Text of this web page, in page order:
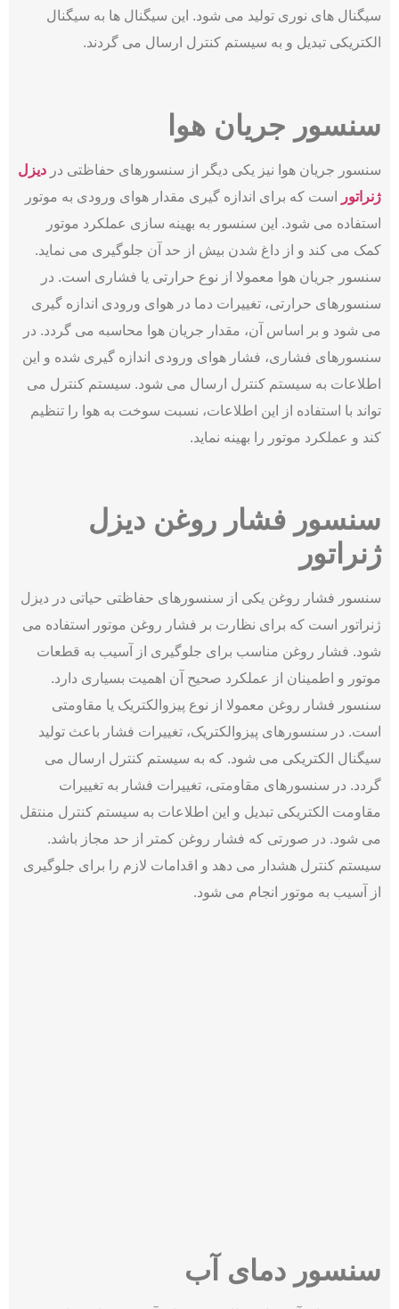
سیگنال ‌های نوری تولید می ‌شود. این سیگنال‌ ها به سیگنال
الکتریکی تبدیل و به سیستم کنترل ارسال می ‌گردند.
سنسور جریان هوا
سنسور جریان هوا نیز یکی دیگر از سنسورهای حفاظتی در دیزل
ژنراتور
است که برای اندازه‌ گیری مقدار هوای ورودی به موتور
استفاده می ‌شود. این سنسور به بهینه ‌سازی عملکرد موتور
کمک می ‌کند و از داغ شدن بیش از حد آن جلوگیری می‌ نماید.
سنسور جریان هوا معمولا از نوع حرارتی یا فشاری است. در
سنسورهای حرارتی، تغییرات دما در هوای ورودی اندازه‌ گیری
می ‌شود و بر اساس آن، مقدار جریان هوا محاسبه می‌ گردد. در
سنسورهای فشاری، فشار هوای ورودی اندازه‌ گیری شده و این
اطلاعات به سیستم کنترل ارسال می ‌شود. سیستم کنترل می
‌تواند با استفاده از این اطلاعات، نسبت سوخت به هوا را تنظیم
کند و عملکرد موتور را بهینه نماید.
سنسور فشار روغن دیزل
ژنراتور
سنسور فشار روغن یکی از سنسورهای حفاظتی حیاتی در دیزل
ژنراتور است که برای نظارت بر فشار روغن موتور استفاده می‌
شود. فشار روغن مناسب برای جلوگیری از آسیب به قطعات
موتور و اطمینان از عملکرد صحیح آن اهمیت بسیاری دارد.
سنسور فشار روغن معمولا از نوع پیزوالکتریک یا مقاومتی
است. در سنسورهای پیزوالکتریک، تغییرات فشار باعث تولید
سیگنال الکتریکی می ‌شود. که به سیستم کنترل ارسال می
گردد. در سنسورهای مقاومتی، تغییرات فشار به تغییرات
مقاومت الکتریکی تبدیل و این اطلاعات به سیستم کنترل منتقل
می ‌شود. در صورتی که فشار روغن کمتر از حد مجاز باشد.
سیستم کنترل هشدار می ‌دهد و اقدامات لازم را برای جلوگیری
از آسیب به موتور انجام می شود.
سنسور دمای آب